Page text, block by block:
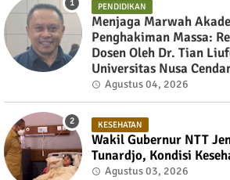
PENDIDIKAN
Menjaga Marwah
Penghakiman Massa:
Dosen Oleh Dr. Tian
Universitas Nusa
Agustus 04, 2026
KESEHATAN
Wakil Gubernur NTT
Tunardjo, Kondisi
Membaik
Agustus 03, 2026